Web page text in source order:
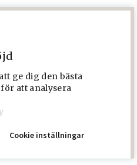
ge dig den bästa
att analysera
Cookie inställningar